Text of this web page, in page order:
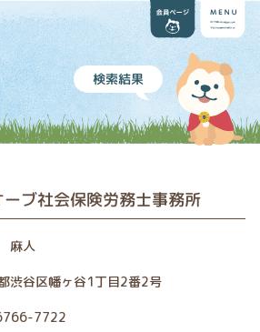
検索結果
ーブ社会保険労務士事務所
麻人
渋谷区幡ヶ谷1丁目2番2号
7722